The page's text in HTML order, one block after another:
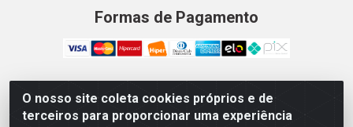
O nosso site coleta cookies próprios e de
terceiros para proporcionar uma experiência
Formas de Pagamento
Vetcom Distribuidora de Rações LTDA - Rua Maximiano